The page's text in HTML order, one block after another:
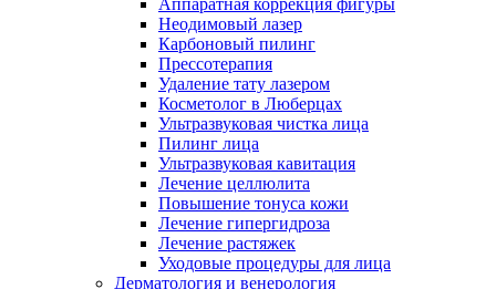
Аппаратная коррекция фигуры
Неодимовый лазер
Карбоновый пилинг
Прессотерапия
Удаление тату лазером
Косметолог в Люберцах
Ультразвуковая чистка лица
Пилинг лица
Ультразвуковая кавитация
Лечение целлюлита
Повышение тонуса кожи
Лечение гипергидроза
Лечение растяжек
Уходовые процедуры для лица
Дерматология и венерология